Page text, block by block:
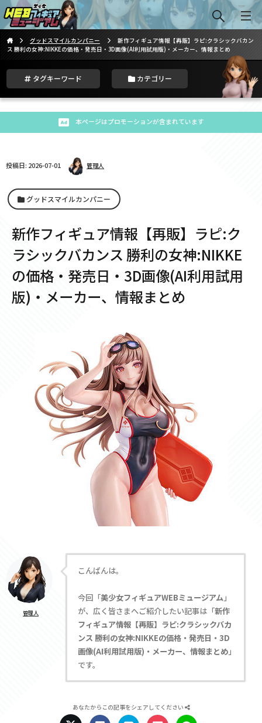
グッドスマイルカンパニー
新作フィギュア情報【再販】ラピ:クラシックバカン
ス 勝利の女神:NIKKEの価格・発売日・3D画像(AI利用試用版)・メーカー、情報まとめ
タグキーワード カテゴリー
本ページはプロモーションが含まれています
投稿日: 2026-07-01 管理人
グッドスマイルカンパニー
新作フィギュア情報【再販】ラピ:ク
ラシックバカンス 勝利の女神:NIKKE
の価格・発売日・3D画像(AI利用試用
版)・メーカー、情報まとめ
管理人
こんばんは。
今回「美少女フィギュアWEBミュージアム」
が、広く皆さまへご紹介したい記事は「新作
フィギュア情報【再販】ラピ:クラシックバカ
ンス 勝利の女神:NIKKEの価格・発売日・3D
画像(AI利用試用版)・メーカー、情報まとめ」
です。
あなたからこの記事をシェアしてください